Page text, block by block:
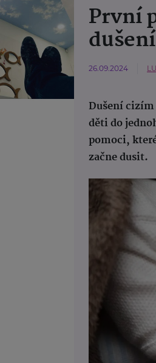
První
26.09.2024
Dušení
děti do
pomoci,
začne dusit.